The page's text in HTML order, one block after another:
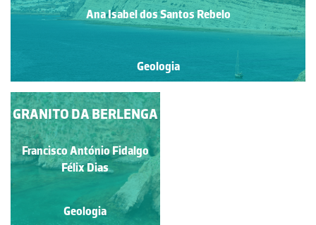
Ana Isabel dos Santos Rebelo
Geologia
BRAQUIÓPODE
FOSSILIZADO
Francisco António Fidalgo
Félix Dias
Geologia
GRANITO DA BERLENGA
Francisco António Fidalgo
Félix Dias
Geologia